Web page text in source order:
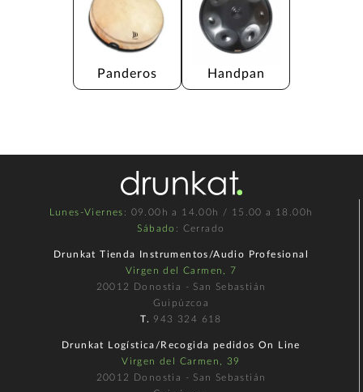
Panderos Handpan
Lunes-Viernes : 09.00h a 14.00h / 15.00 a 18.00h
Sábado : Cerrado
Drunkat Tienda Instrumentos/Audio Profesional
Virgen del Carmen, 7
20012 Donostia - San Sebastián
Guipúzcoa
T. 943 324 618
Drunkat Logística/Recogida pedidos On Line
Virgen del Carmen, 39
20012 Donostia - San Sebastián